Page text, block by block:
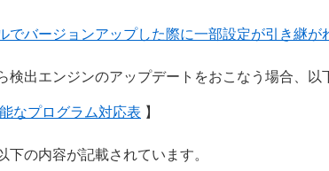
でバージョンアップした際に一部設定が引き継が
検出エンジンのアップデートをおこなう場合、以
なプログラム対応表 】
下の内容が記載されています。